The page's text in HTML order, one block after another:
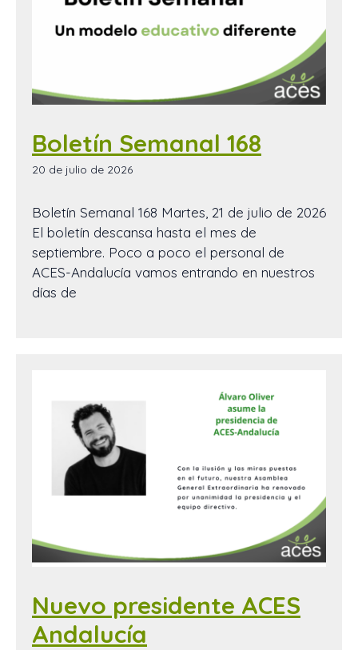
Boletín Semanal 168
20 de julio de 2026
Boletín Semanal 168 Martes, 21 de julio de 2026
El boletín descansa hasta el mes de
septiembre. Poco a poco el personal de
ACES-Andalucía vamos entrando en nuestros
días de
Nuevo presidente ACES
Andalucía